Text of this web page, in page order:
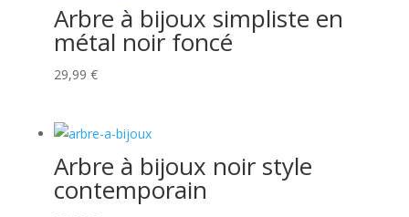
Arbre à bijoux simpliste en
métal noir foncé
29,99 €
Arbre à bijoux noir style
contemporain